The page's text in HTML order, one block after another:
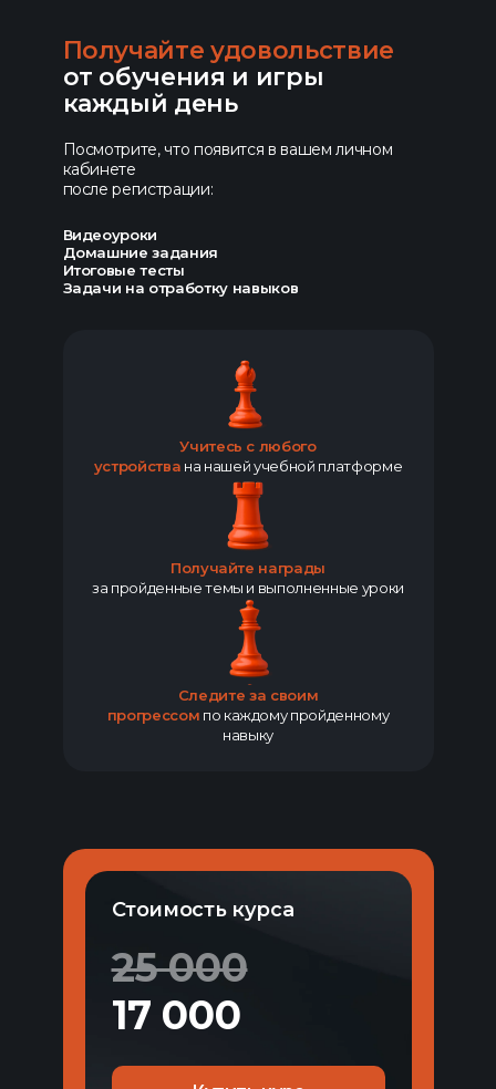
Получайте удовольствие
от обучения и игры
каждый день
Посмотрите, что появится в вашем личном
кабинете
после регистрации:
Видеоуроки
Домашние задания
Итоговые тесты
Задачи на отработку навыков
Учитесь с любого
устройства на нашей учебной платформе
Получайте награды
за пройденные темы и выполненные уроки
Следите за своим
прогрессом по каждому пройденному
навыку
Стоимость курса
25 000
17 000